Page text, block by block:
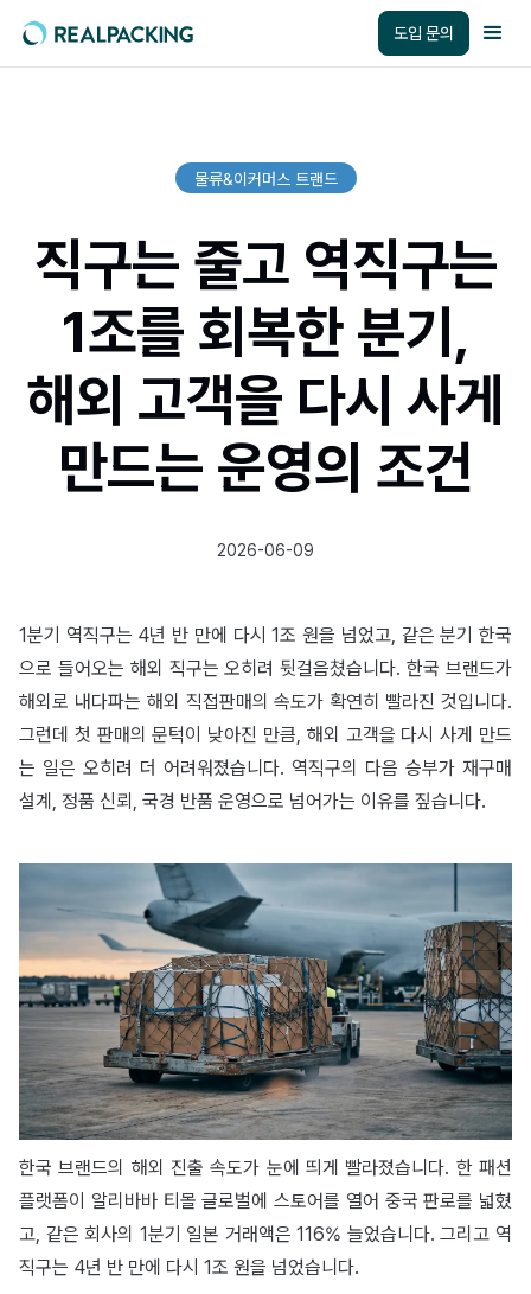
도입 문의
물류&이커머스 트랜드
직구는 줄고 역직구는
1조를 회복한 분기,
해외 고객을 다시 사게
만드는 운영의 조건
2026-06-09
1분기 역직구는 4년 반 만에 다시 1조 원을 넘었고, 같은 분기 한국
으로 들어오는 해외 직구는 오히려 뒷걸음쳤습니다. 한국 브랜드가
해외로 내다파는 해외 직접판매의 속도가 확연히 빨라진 것입니다.
그런데 첫 판매의 문턱이 낮아진 만큼, 해외 고객을 다시 사게 만드
는 일은 오히려 더 어려워졌습니다. 역직구의 다음 승부가 재구매
설계, 정품 신뢰, 국경 반품 운영으로 넘어가는 이유를 짚습니다.
한국 브랜드의 해외 진출 속도가 눈에 띄게 빨라졌습니다. 한 패션
플랫폼이 알리바바 티몰 글로벌에 스토어를 열어 중국 판로를 넓혔
고, 같은 회사의 1분기 일본 거래액은 116% 늘었습니다. 그리고 역
직구는 4년 반 만에 다시 1조 원을 넘었습니다.